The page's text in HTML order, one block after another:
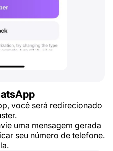
você será redirecionado
uma mensagem gerada
seu número de telefone.